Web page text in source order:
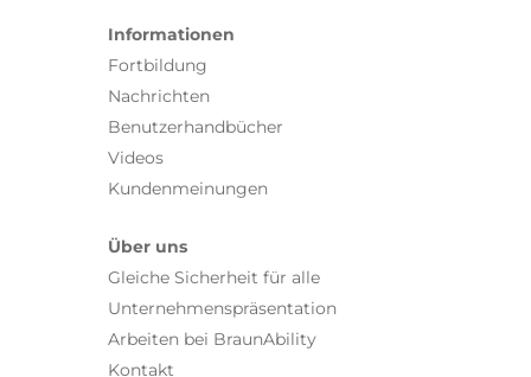
Informationen
Fortbildung
Nachrichten
Benutzerhandbücher
Videos
Kundenmeinungen
Über uns
Gleiche Sicherheit für alle
Unternehmenspräsentation
Arbeiten bei BraunAbility
Kontakt